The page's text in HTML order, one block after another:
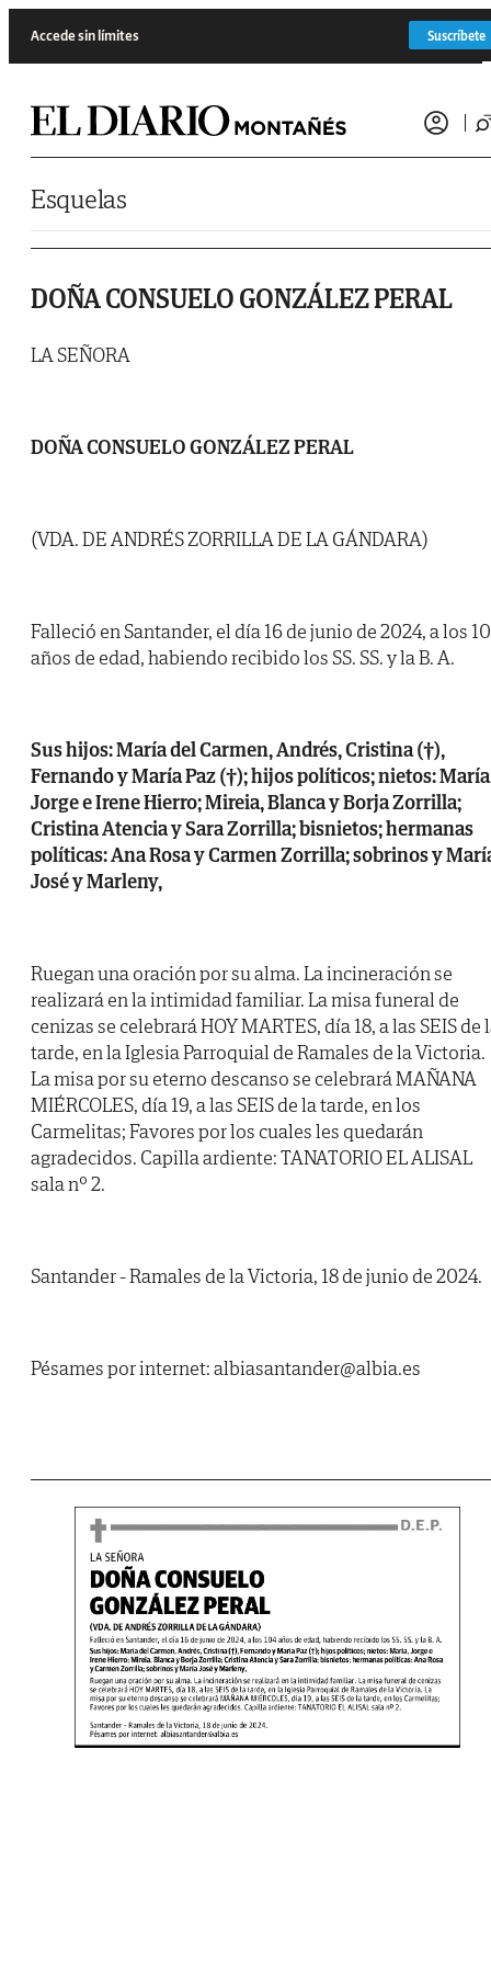
Accede sin límites Suscríbete
Esquelas
DOÑA CONSUELO GONZÁLEZ PERAL
LA SEÑORA
DOÑA CONSUELO GONZÁLEZ PERAL
(VDA. DE ANDRÉS ZORRILLA DE LA GÁNDARA)
Falleció en Santander, el día 16 de junio de 2024, a los
años de edad, habiendo recibido los SS. SS. y la B. A.
Sus hijos: María del Carmen, Andrés, Cristina (†),
Fernando y María Paz (†); hijos políticos; nietos:
Jorge e Irene Hierro; Mireia, Blanca y Borja Zorrilla;
Cristina Atencia y Sara Zorrilla; bisnietos; hermanas
políticas: Ana Rosa y Carmen Zorrilla; sobrinos y
José y Marleny,
Ruegan una oración por su alma. La incineración se
realizará en la intimidad familiar. La misa funeral de
cenizas se celebrará HOY MARTES, día 18, a las SEIS de
tarde, en la Iglesia Parroquial de Ramales de la Victoria.
La misa por su eterno descanso se celebrará MAÑANA
MIÉRCOLES, día 19, a las SEIS de la tarde, en los
Carmelitas; Favores por los cuales les quedarán
agradecidos. Capilla ardiente: TANATORIO EL ALISAL
sala nº 2.
Santander - Ramales de la Victoria, 18 de junio de 2024.
Pésames por internet: albiasantander@albia.es